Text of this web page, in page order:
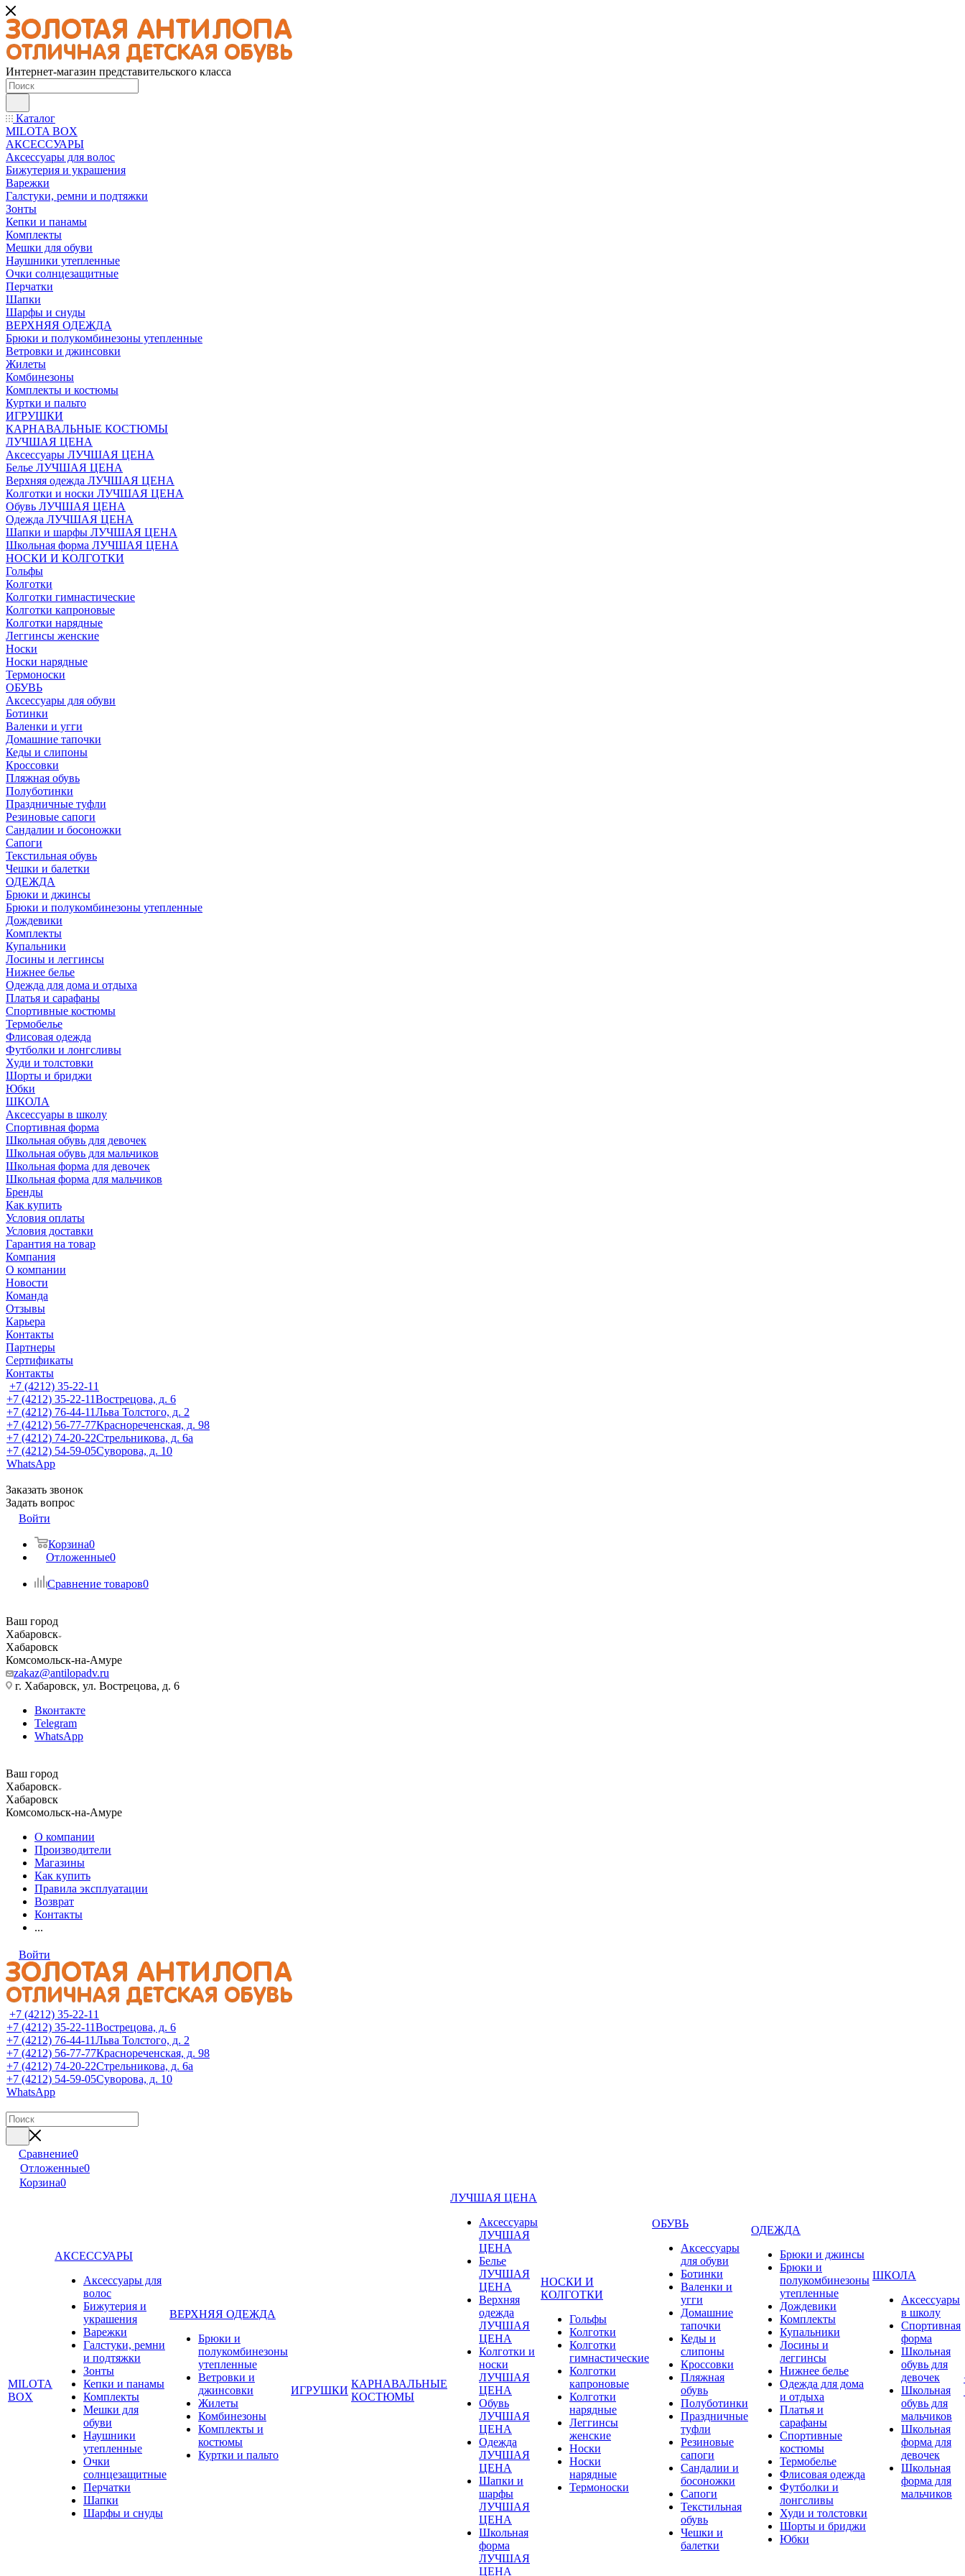
Интернет-магазин представительского класса
Каталог
MILOTA BOX
АКСЕССУАРЫ
Аксессуары для волос
Бижутерия и украшения
Варежки
Галстуки, ремни и подтяжки
Зонты
Кепки и панамы
Комплекты
Мешки для обуви
Наушники утепленные
Очки солнцезащитные
Перчатки
Шапки
Шарфы и снуды
ВЕРХНЯЯ ОДЕЖДА
Брюки и полукомбинезоны утепленные
Ветровки и джинсовки
Жилеты
Комбинезоны
Комплекты и костюмы
Куртки и пальто
ИГРУШКИ
КАРНАВАЛЬНЫЕ КОСТЮМЫ
ЛУЧШАЯ ЦЕНА
Аксессуары ЛУЧШАЯ ЦЕНА
Белье ЛУЧШАЯ ЦЕНА
Верхняя одежда ЛУЧШАЯ ЦЕНА
Колготки и носки ЛУЧШАЯ ЦЕНА
Обувь ЛУЧШАЯ ЦЕНА
Одежда ЛУЧШАЯ ЦЕНА
Шапки и шарфы ЛУЧШАЯ ЦЕНА
Школьная форма ЛУЧШАЯ ЦЕНА
НОСКИ И КОЛГОТКИ
Гольфы
Колготки
Колготки гимнастические
Колготки капроновые
Колготки нарядные
Леггинсы женские
Носки
Носки нарядные
Термоноски
ОБУВЬ
Аксессуары для обуви
Ботинки
Валенки и угги
Домашние тапочки
Кеды и слипоны
Кроссовки
Пляжная обувь
Полуботинки
Праздничные туфли
Резиновые сапоги
Сандалии и босоножки
Сапоги
Текстильная обувь
Чешки и балетки
ОДЕЖДА
Брюки и джинсы
Брюки и полукомбинезоны утепленные
Дождевики
Комплекты
Купальники
Лосины и леггинсы
Нижнее белье
Одежда для дома и отдыха
Платья и сарафаны
Спортивные костюмы
Термобелье
Флисовая одежда
Футболки и лонгсливы
Худи и толстовки
Шорты и бриджи
Юбки
ШКОЛА
Аксессуары в школу
Спортивная форма
Школьная обувь для девочек
Школьная обувь для мальчиков
Школьная форма для девочек
Школьная форма для мальчиков
Бренды
Как купить
Условия оплаты
Условия доставки
Гарантия на товар
Компания
О компании
Новости
Команда
Отзывы
Карьера
Контакты
Партнеры
Сертификаты
Контакты
+7 (4212) 35-22-11
+7 (4212) 35-22-11Вострецова, д. 6
+7 (4212) 76-44-11Льва Толстого, д. 2
+7 (4212) 56-77-77Краснореченская, д. 98
+7 (4212) 74-20-22Стрельникова, д. 6а
+7 (4212) 54-59-05Суворова, д. 10
WhatsApp
Заказать звонок
Задать вопрос
Войти
Корзина0
Отложенные0
Сравнение товаров0
Ваш город
Хабаровск
Хабаровск
Комсомольск-на-Амуре
zakaz@antilopadv.ru
г. Хабаровск, ул. Вострецова, д. 6
Вконтакте
Telegram
WhatsApp
Ваш город
Хабаровск
Хабаровск
Комсомольск-на-Амуре
О компании
Производители
Магазины
Как купить
Правила эксплуатации
Возврат
Контакты
...
Войти
+7 (4212) 35-22-11
+7 (4212) 35-22-11Вострецова, д. 6
+7 (4212) 76-44-11Льва Толстого, д. 2
+7 (4212) 56-77-77Краснореченская, д. 98
+7 (4212) 74-20-22Стрельникова, д. 6а
+7 (4212) 54-59-05Суворова, д. 10
WhatsApp
Сравнение0
Отложенные0
Корзина0
MILOTA
BOX
АКСЕССУАРЫ
Аксессуары для
волос
Бижутерия и
украшения
Варежки
Галстуки, ремни
и подтяжки
Зонты
Кепки и панамы
Комплекты
Мешки для
обуви
Наушники
утепленные
Очки
солнцезащитные
Перчатки
Шапки
Шарфы и снуды
ВЕРХНЯЯ ОДЕЖДА
Брюки и
полукомбинезоны
утепленные
Ветровки и
джинсовки
Жилеты
Комбинезоны
Комплекты и
костюмы
Куртки и пальто
ИГРУШКИ
КАРНАВАЛЬНЫЕ
КОСТЮМЫ
ЛУЧШАЯ ЦЕНА
Аксессуары
ЛУЧШАЯ
ЦЕНА
Белье
ЛУЧШАЯ
ЦЕНА
Верхняя
одежда
ЛУЧШАЯ
ЦЕНА
Колготки и
носки
ЛУЧШАЯ
ЦЕНА
Обувь
ЛУЧШАЯ
ЦЕНА
Одежда
ЛУЧШАЯ
ЦЕНА
Шапки и
шарфы
ЛУЧШАЯ
ЦЕНА
Школьная
форма
ЛУЧШАЯ
ЦЕНА
НОСКИ И
КОЛГОТКИ
Гольфы
Колготки
Колготки
гимнастические
Колготки
капроновые
Колготки
нарядные
Леггинсы
женские
Носки
Носки
нарядные
Термоноски
ОБУВЬ
Аксессуары
для обуви
Ботинки
Валенки и
угги
Домашние
тапочки
Кеды и
слипоны
Кроссовки
Пляжная
обувь
Полуботинки
Праздничные
туфли
Резиновые
сапоги
Сандалии и
босоножки
Сапоги
Текстильная
обувь
Чешки и
балетки
ОДЕЖДА
Брюки и джинсы
Брюки и
полукомбинезоны
утепленные
Дождевики
Комплекты
Купальники
Лосины и
леггинсы
Нижнее белье
Одежда для дома
и отдыха
Платья и
сарафаны
Спортивные
костюмы
Термобелье
Флисовая одежда
Футболки и
лонгсливы
Худи и толстовки
Шорты и бриджи
Юбки
ШКОЛА
Аксессуары
в школу
Спортивная
форма
Школьная
обувь для
девочек
Школьная
обувь для
мальчиков
Школьная
форма для
девочек
Школьная
форма для
мальчиков